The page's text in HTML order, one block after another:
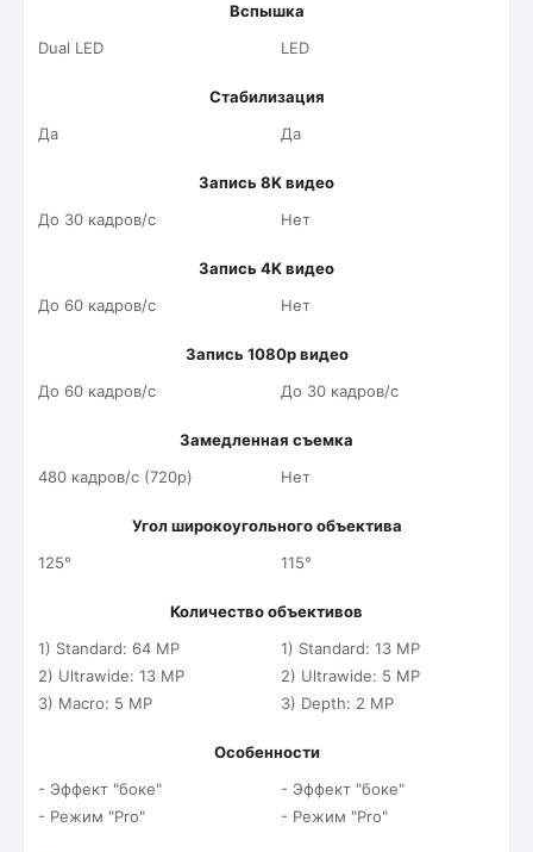
Вспышка
Dual LED
LED
Стабилизация
Да
Да
Запись 8K видео
До 30 кадров/c
Нет
Запись 4K видео
До 60 кадров/c
Нет
Запись 1080p видео
До 60 кадров/c
До 30 кадров/c
Замедленная съемка
480 кадров/c (720p)
Нет
Угол широкоугольного объектива
125°
115°
Количество объективов
1) Standard: 64 MP
2) Ultrawide: 13 MP
3) Macro: 5 MP
1) Standard: 13 MP
2) Ultrawide: 5 MP
3) Depth: 2 MP
Особенности
- Эффект "боке"
- Режим "Pro"
- Эффект "боке"
- Режим "Pro"